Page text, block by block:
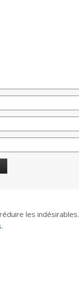
les indésirables.
.